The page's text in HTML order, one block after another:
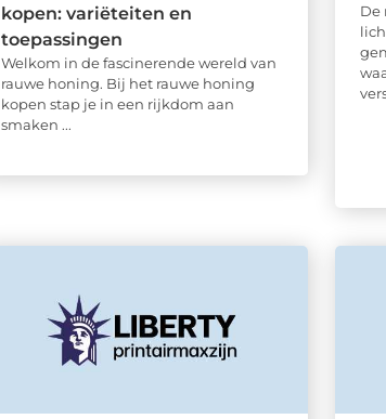
kopen: variëteiten en
toepassingen
Welkom in de fascinerende wereld van
rauwe honing. Bij het rauwe honing
kopen stap je in een rijkdom aan
smaken ...
De